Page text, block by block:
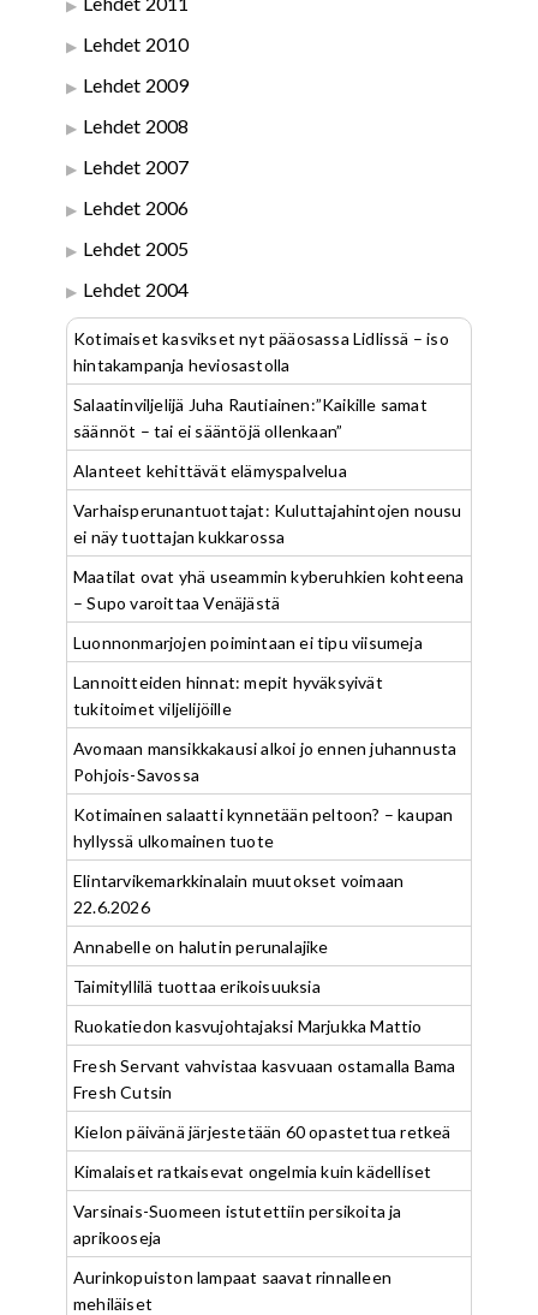
Lehdet 2010
Lehdet 2009
Lehdet 2008
Lehdet 2007
Lehdet 2006
Lehdet 2005
Lehdet 2004
Kotimaiset kasvikset nyt pääosassa Lidlissä – iso
hintakampanja heviosastolla
Salaatinviljelijä Juha Rautiainen:”Kaikille samat
säännöt – tai ei sääntöjä ollenkaan”
Alanteet kehittävät elämyspalvelua
Varhaisperunantuottajat: Kuluttajahintojen nousu
ei näy tuottajan kukkarossa
Maatilat ovat yhä useammin kyberuhkien kohteena
– Supo varoittaa Venäjästä
Luonnonmarjojen poimintaan ei tipu viisumeja
Lannoitteiden hinnat: mepit hyväksyivät
tukitoimet viljelijöille
Avomaan mansikkakausi alkoi jo ennen juhannusta
Pohjois-Savossa
Kotimainen salaatti kynnetään peltoon? – kaupan
hyllyssä ulkomainen tuote
Elintarvikemarkkinalain muutokset voimaan
22.6.2026
Annabelle on halutin perunalajike
Taimityllilä tuottaa erikoisuuksia
Ruokatiedon kasvujohtajaksi Marjukka Mattio
Fresh Servant vahvistaa kasvuaan ostamalla Bama
Fresh Cutsin
Kielon päivänä järjestetään 60 opastettua retkeä
Kimalaiset ratkaisevat ongelmia kuin kädelliset
Varsinais-Suomeen istutettiin persikoita ja
aprikooseja
Aurinkopuiston lampaat saavat rinnalleen
mehiläiset